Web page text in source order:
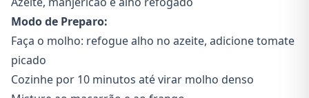
Modo de Preparo:
Faça o molho: refogue alho no azeite, adicione tomate
picado
Cozinhe por 10 minutos até virar molho denso